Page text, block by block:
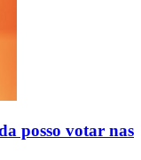
posso votar nas